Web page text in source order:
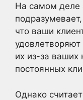
На самом деле
что ваши
удовлетворяют
их из-за ваших
постоянных
Однако